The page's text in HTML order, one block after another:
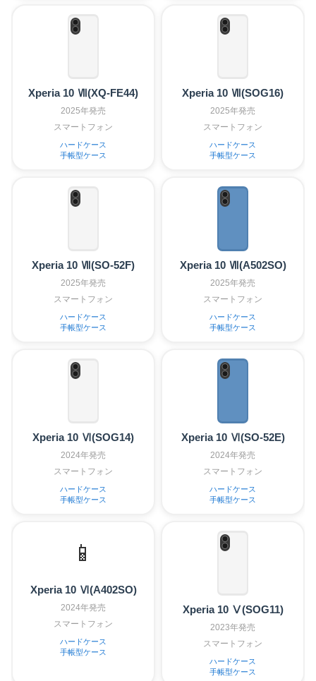
Xperia 10 Ⅶ(XQ-FE44)
2025年発売
スマートフォン
ハードケース
手帳型ケース
Xperia 10 Ⅶ(SOG16)
2025年発売
スマートフォン
ハードケース
手帳型ケース
Xperia 10 Ⅶ(SO-52F)
2025年発売
スマートフォン
ハードケース
手帳型ケース
Xperia 10 Ⅶ(A502SO)
2025年発売
スマートフォン
ハードケース
手帳型ケース
Xperia 10 Ⅵ(SOG14)
2024年発売
スマートフォン
ハードケース
手帳型ケース
Xperia 10 Ⅵ(SO-52E)
2024年発売
スマートフォン
ハードケース
手帳型ケース
📱
Xperia 10 Ⅵ(A402SO)
2024年発売
スマートフォン
ハードケース
手帳型ケース
Xperia 10 Ⅴ(SOG11)
2023年発売
スマートフォン
ハードケース
手帳型ケース